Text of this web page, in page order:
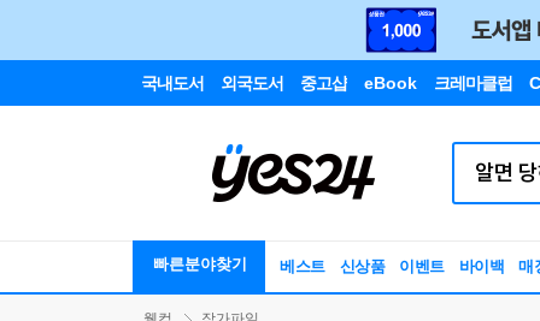
국내도서 외국도서 중고샵 eBook 크레마클럽
빠른분야찾기 베스트 신상품 이벤트 바이백 매